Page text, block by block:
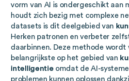
vorm van AI is ondergeschikt aan
houdt zich bezig met complexe
datasets is dit deelgebied van
Herken patronen en verbeter
daarbinnen. Deze methode wordt
belangrijkste op het gebied van
intelligentie omdat de AI-
problemen kunnen oplossen